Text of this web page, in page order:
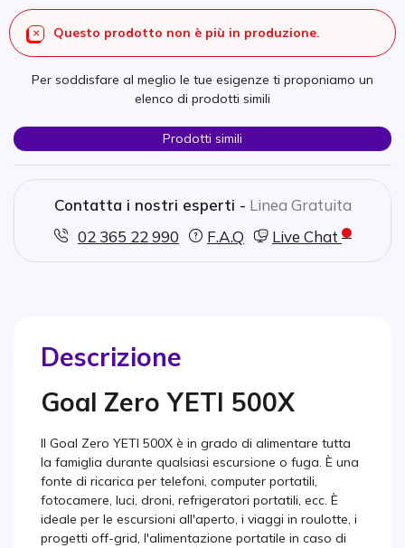
Questo prodotto non è più in produzione.
Per soddisfare al meglio le tue esigenze ti proponiamo un
elenco di prodotti simili
Prodotti simili
Contatta i nostri esperti - Linea Gratuita
02 365 22 990
F.A.Q Live Chat
Descrizione
Goal Zero YETI 500X
Il Goal Zero YETI 500X è in grado di alimentare tutta
la famiglia durante qualsiasi escursione o fuga. È una
fonte di ricarica per telefoni, computer portatili,
fotocamere, luci, droni, refrigeratori portatili, ecc. È
ideale per le escursioni all'aperto, i viaggi in roulotte, i
progetti off-grid, l'alimentazione portatile in caso di